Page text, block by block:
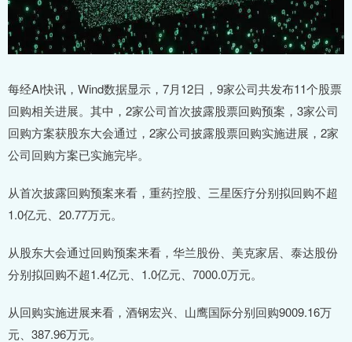
每经AI快讯，Wind数据显示，7月12日，9家公司共发布11个股票
回购相关进展。其中，2家公司首次披露股票回购预案，3家公司
回购方案获股东大会通过，2家公司披露股票回购实施进展，2家
公司回购方案已实施完毕。
从首次披露回购预案来看，重药控股、三星医疗分别拟回购不超
1.0亿元、20.77万元。
从股东大会通过回购预案来看，华兰股份、美克家居、泰达股份
分别拟回购不超1.4亿元、1.0亿元、7000.0万元。
从回购实施进展来看，酒钢宏兴、山鹰国际分别回购9009.16万
元、387.96万元。